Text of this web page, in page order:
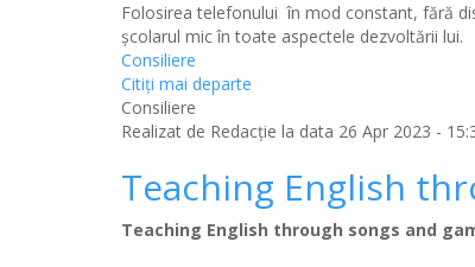
Folosirea telefonului în mod constant, fără
școlarul mic în toate aspectele dezvoltării lui.
Consiliere
Citiţi mai departe
Consiliere
Realizat de Redacție la data 26 Apr 2023 -
Teaching English
Teaching English through songs and